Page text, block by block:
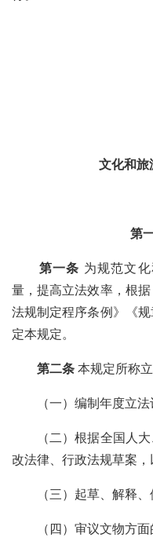
文化和旅
第
第一条 为规范文
量 ，提高立法效率，根
法规制定程序条例 》《规
定本规定。
第二条 本规定所称
（一）编制年度立法
（二）根据全国人
改法律、行政法规草案，
（三）起草、解释
（四）审议文物方面